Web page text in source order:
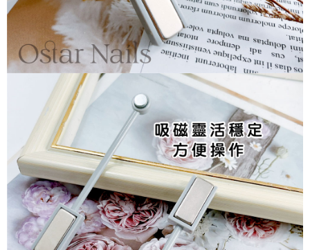
時審查核予不同之上限額度；若仍有額度不足之情形，本公司將視審查結果
請求用戶進行身份認證。
５．嚴禁一人註冊多個帳號或使用他人資訊註冊。若發現惡意使用之情形，
恩沛科技股份有限公司將有權停止該用戶之使用額度並採取法律行動。